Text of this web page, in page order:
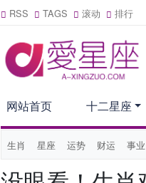
RSS TAGS 滚动 排行
网站首页
生肖 星座 运势 财运 事业
十二星座